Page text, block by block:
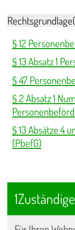
§ 12
§ 13 Absatz 1
§ 47
§ 2 Absatz 1
§ 13 Absätze 4
(PbefG)